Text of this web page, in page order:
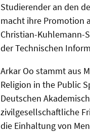
Studierender an den
macht ihre Promotion
Christian-Kuhlemann-
der Technischen
Arkar Oo stammt aus
Religion in the Public
Deutschen
zivilgesellschaftliche
die Einhaltung von